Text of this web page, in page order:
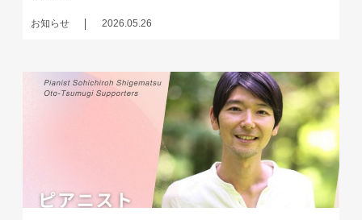
お知らせ 2026.05.26